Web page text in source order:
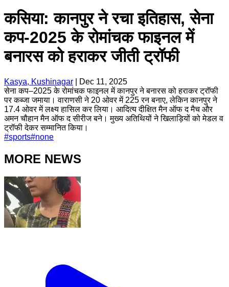
कसिया: कानपुर ने रचा इतिहास, सेना
कप-2025 के रोमांचक फाइनल में
बनारस को हराकर जीती ट्रॉफी
Kasya, Kushinagar
Dec 11, 2025
सेना कप–2025 के रोमांचक फाइनल में कानपुर ने बनारस को हराकर ट्रॉफी
पर कब्जा जमाया। वाराणसी ने 20 ओवर में 225 रन बनाए, लेकिन कानपुर ने
17.4 ओवर में लक्ष्य हासिल कर लिया। आदित्य दीक्षित मैन ऑफ द मैच और
अमन चौहान मैन ऑफ द सीरीज बने। मुख्य अतिथियों ने खिलाड़ियों को मेडल व
ट्रॉफी देकर सम्मानित किया।
#sports#none
MORE NEWS